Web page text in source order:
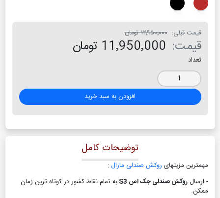
قیمت قبلی: ۱۲٬۹۵۰٬۰۰۰ تومان
قیمت: 11٬950٬000 تومان
تعداد
افزودن به سبد خرید
توضیحات کامل
مهمترین مزیتهای روکش صندلی مارال:
- ارسالروکش صندلی جک اس S3
به تمام نقاط کشور در کوتاه ترین زمان
ممکن.